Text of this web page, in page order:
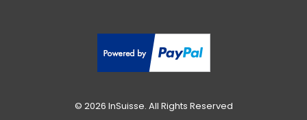
© 2026 InSuisse. All Rights Reserved